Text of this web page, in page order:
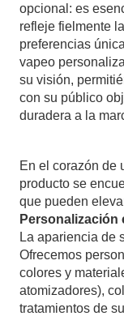
opcional: es
refleje fielmente
preferencias
vapeo
su visión,
con su público
duradera a la
En el corazón de
producto se
que pueden
Personalización
La apariencia de
Ofrecemos
colores y
atomizadores),
tratamientos de